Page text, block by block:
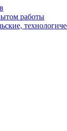
работы